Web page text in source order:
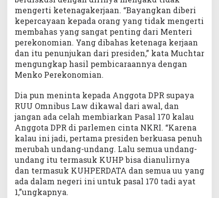
mengerti ketenagakerjaan. “Bayangkan diberi
kepercayaan kepada orang yang tidak mengerti
membahas yang sangat penting dari Menteri
perekonomian. Yang dibahas ketenaga kerjaan
dan itu penunjukan dari presiden,” kata Muchtar
mengungkap hasil pembicaraannya dengan
Menko Perekonomian.
Dia pun meninta kepada Anggota DPR supaya
RUU Omnibus Law dikawal dari awal, dan
jangan ada celah membiarkan Pasal 170 kalau
Anggota DPR di parlemen cinta NKRI. “Karena
kalau ini jadi, pertama presiden berkuasa penuh
merubah undang-undang. Lalu semua undang-
undang itu termasuk KUHP bisa dianulirnya
dan termasuk KUHPERDATA dan semua uu yang
ada dalam negeri ini untuk pasal 170 tadi ayat
1,”ungkapnya.